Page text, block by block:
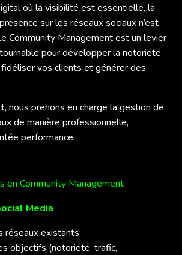
où la visibilité est essentielle, la
sur les réseaux sociaux n’est
Community Management est un levier
pour développer la notoriété
vos clients et générer des
, nous prenons en charge la gestion de
de manière professionnelle,
performance.
en Community Management
Media
réseaux existants
objectifs (notoriété, trafic,